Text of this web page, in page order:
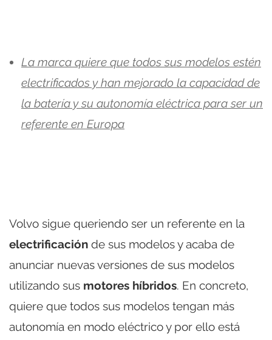
La marca quiere que todos sus modelos estén
electrificados y han mejorado la capacidad de
la batería y su autonomía eléctrica para ser un
referente en Europa
Volvo sigue queriendo ser un referente en la
electrificación de sus modelos y acaba de
anunciar nuevas versiones de sus modelos
utilizando sus motores híbridos. En concreto,
quiere que todos sus modelos tengan más
autonomía en modo eléctrico y por ello está